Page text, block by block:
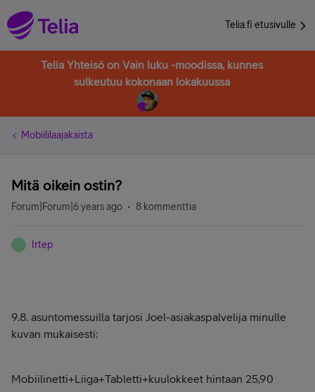
Telia.fi etusivulle
Telia Yhteisö on Vain luku -moodissa, kunnes
sulkeutuu kokonaan lokakuussa
Mobiililaajakaista
Mitä oikein ostin?
Forum|Forum|6 years ago 8 kommenttia
Irtep
9.8. asuntomessuilla tarjosi Joel-asiakaspalvelija minulle
kuvan mukaisesti:
Mobiilinetti+Liiga+Tabletti+kuulokkeet hintaan 25,90